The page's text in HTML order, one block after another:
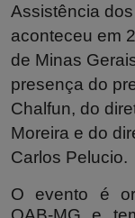
Assistência
aconteceu em
de Minas
presença do
Chalfun, do
Moreira e do
Carlos Pelucio.
O evento é